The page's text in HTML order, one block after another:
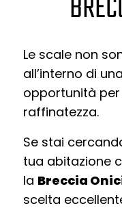
Le scale non
all’interno di
opportunità
raffinatezza.
Se stai
tua abitazione
la Breccia
scelta